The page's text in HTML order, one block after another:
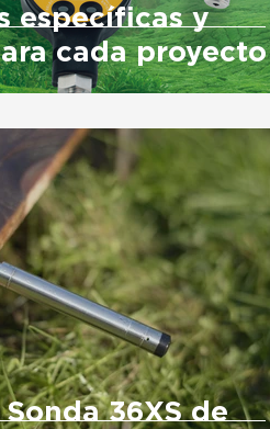
específicas y
cada proyecto
36XS de